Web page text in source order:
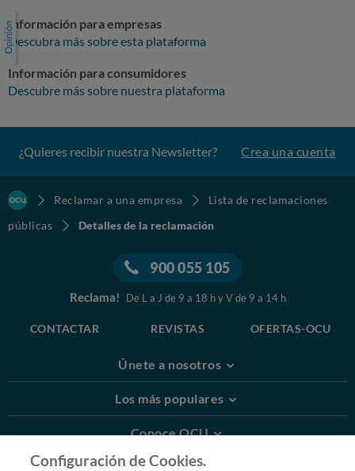
Información para empresas
Descubra más sobre esta plataforma
Información para consumidores
Descubre más sobre nuestra plataforma
¿Quieres recibir nuestra Newsletter? Crea una cuenta
Reclamar a una empresa
Lista de reclamaciones
públicas
Detalles de la reclamación
900 055 105
Reclama! De L a J de 9 a 18 h y V de 9 a 14 h
CONTACTAR REVISTAS OFERTAS-OCU
Únete a nosotros
Los más populares
Conoce OCU
Más Información
Configuración de Cookies.